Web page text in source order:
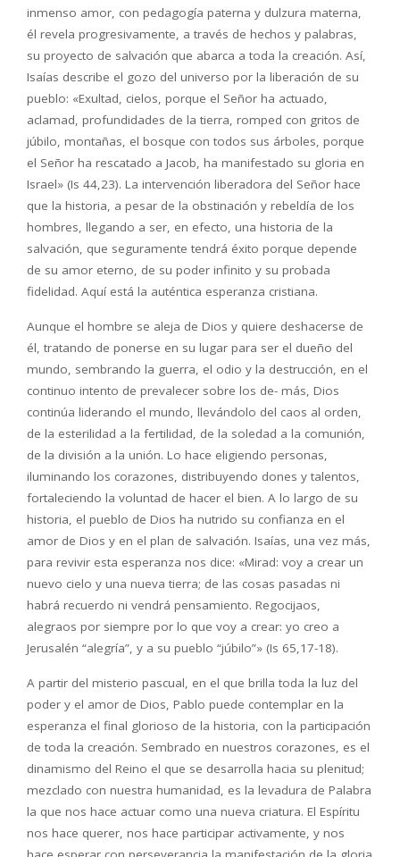
inmenso amor, con pedagogía paterna y dulzura materna,
él revela progresivamente, a través de hechos y palabras,
su proyecto de salvación que abarca a toda la creación. Así,
Isaías describe el gozo del universo por la liberación de su
pueblo: «Exultad, cielos, porque el Señor ha actuado,
aclamad, profundidades de la tierra, romped con gritos de
júbilo, montañas, el bosque con todos sus árboles, porque
el Señor ha rescatado a Jacob, ha manifestado su gloria en
Israel» (Is 44,23). La intervención liberadora del Señor hace
que la historia, a pesar de la obstinación y rebeldía de los
hombres, llegando a ser, en efecto, una historia de la
salvación, que seguramente tendrá éxito porque depende
de su amor eterno, de su poder infinito y su probada
fidelidad. Aquí está la auténtica esperanza cristiana.
Aunque el hombre se aleja de Dios y quiere deshacerse de
él, tratando de ponerse en su lugar para ser el dueño del
mundo, sembrando la guerra, el odio y la destrucción, en el
continuo intento de prevalecer sobre los de- más, Dios
continúa liderando el mundo, llevándolo del caos al orden,
de la esterilidad a la fertilidad, de la soledad a la comunión,
de la división a la unión. Lo hace eligiendo personas,
iluminando los corazones, distribuyendo dones y talentos,
fortaleciendo la voluntad de hacer el bien. A lo largo de su
historia, el pueblo de Dios ha nutrido su confianza en el
amor de Dios y en el plan de salvación. Isaías, una vez más,
para revivir esta esperanza nos dice: «Mirad: voy a crear un
nuevo cielo y una nueva tierra; de las cosas pasadas ni
habrá recuerdo ni vendrá pensamiento. Regocijaos,
alegraos por siempre por lo que voy a crear: yo creo a
Jerusalén “alegría”, y a su pueblo “júbilo”» (Is 65,17-18).
A partir del misterio pascual, en el que brilla toda la luz del
poder y el amor de Dios, Pablo puede contemplar en la
esperanza el final glorioso de la historia, con la participación
de toda la creación. Sembrado en nuestros corazones, es el
dinamismo del Reino el que se desarrolla hacia su plenitud;
mezclado con nuestra humanidad, es la levadura de Palabra
la que nos hace actuar como una nueva criatura. El Espíritu
nos hace querer, nos hace participar activamente, y nos